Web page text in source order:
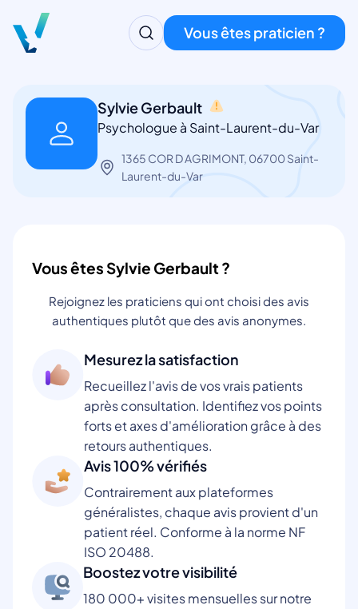
Vous êtes praticien ?
Sylvie Gerbault
Psychologue à Saint-Laurent-du-Var
1365 COR D AGRIMONT, 06700 Saint-
Laurent-du-Var
Vous êtes Sylvie Gerbault ?
Rejoignez les praticiens qui ont choisi des avis
authentiques plutôt que des avis anonymes.
Mesurez la satisfaction
Recueillez l'avis de vos vrais patients
après consultation. Identifiez vos points
forts et axes d'amélioration grâce à des
retours authentiques.
Avis 100% vérifiés
Contrairement aux plateformes
généralistes, chaque avis provient d'un
patient réel. Conforme à la norme NF
ISO 20488.
Boostez votre visibilité
180 000+ visites mensuelles sur notre